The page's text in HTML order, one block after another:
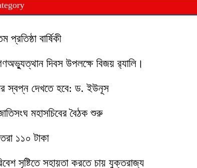
বার্ষিকী
দিবস উপলক্ষে বিজয় র‍্যালি।
স্বপ্ন দেখতে হবে: ড. ইউনূস
মহাসচিবের বৈঠক শুরু
১১০ টাকা
সৃষ্টিতে সহায়তা করতে চায় যুক্তরাজ্য